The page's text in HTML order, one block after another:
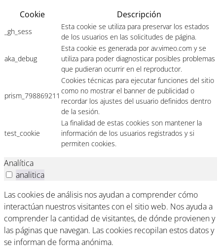
Cookie
Descripción
_gh_sess
Esta cookie se utiliza para preservar los estados
de los usuarios en las solicitudes de página.
aka_debug
Esta cookie es generada por av.vimeo.com y se
utiliza para poder diagnosticar posibles problemas
que pudieran ocurrir en el reproductor.
prism_798869211
Cookies técnicas para ejecutar funciones del sitio
como no mostrar el banner de publicidad o
recordar los ajustes del usuario definidos dentro
de la sesión.
test_cookie
La finalidad de estas cookies son mantener la
información de los usuarios registrados y si
permiten cookies.
Analítica
analitica
Las cookies de análisis nos ayudan a comprender cómo
interactúan nuestros visitantes con el sitio web. Nos ayuda a
comprender la cantidad de visitantes, de dónde provienen y
las páginas que navegan. Las cookies recopilan estos datos y
se informan de forma anónima.